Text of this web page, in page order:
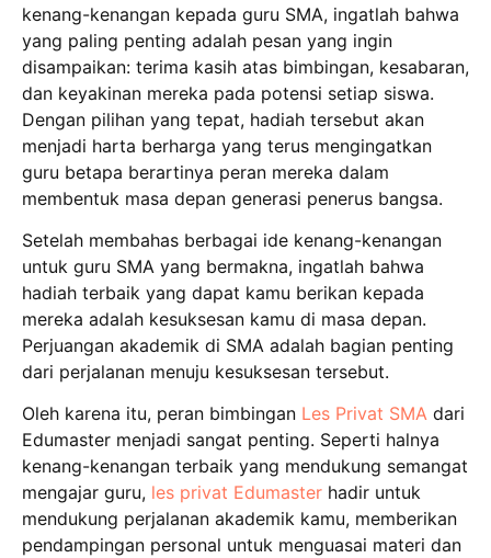
kenang-kenangan kepada guru SMA, ingatlah bahwa
yang paling penting adalah pesan yang ingin
disampaikan: terima kasih atas bimbingan, kesabaran,
dan keyakinan mereka pada potensi setiap siswa.
Dengan pilihan yang tepat, hadiah tersebut akan
menjadi harta berharga yang terus mengingatkan
guru betapa berartinya peran mereka dalam
membentuk masa depan generasi penerus bangsa.
Setelah membahas berbagai ide kenang-kenangan
untuk guru SMA yang bermakna, ingatlah bahwa
hadiah terbaik yang dapat kamu berikan kepada
mereka adalah kesuksesan kamu di masa depan.
Perjuangan akademik di SMA adalah bagian penting
dari perjalanan menuju kesuksesan tersebut.
Oleh karena itu, peran bimbingan Les Privat SMA dari
Edumaster menjadi sangat penting. Seperti halnya
kenang-kenangan terbaik yang mendukung semangat
mengajar guru, les privat Edumaster hadir untuk
mendukung perjalanan akademik kamu, memberikan
pendampingan personal untuk menguasai materi dan